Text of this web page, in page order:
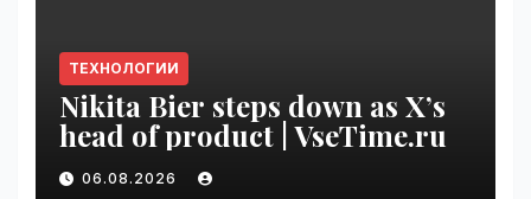
ТЕХНОЛОГИИ
Nikita Bier steps down as X’s
head of product | VseTime.ru
06.08.2026